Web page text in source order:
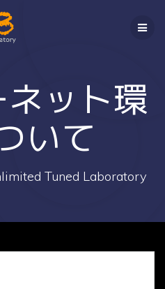
ン
テ
ス
キ
ッ
ット環
いて
Tuned Laboratory